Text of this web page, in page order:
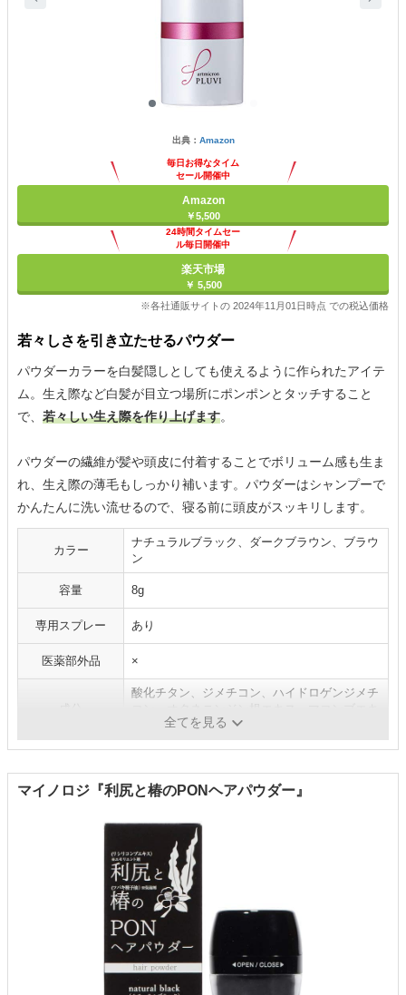
出典： Amazon
毎日お得なタイム
セール開催中
Amazon
￥5,500
24時間タイムセー
ル毎日開催中
楽天市場
￥ 5,500
※各社通販サイトの 2024年11月01日時点 での税込価格
若々しさを引き立たせるパウダー
パウダーカラーを白髪隠しとしても使えるように作られたアイテ
ム。生え際など白髪が目立つ場所にポンポンとタッチすること
で、 若々しい生え際を作り上げます。
パウダーの繊維が髪や頭皮に付着することでボリューム感も生ま
れ、生え際の薄毛もしっかり補います。パウダーはシャンプーで
かんたんに洗い流せるので、寝る前に頭皮がスッキリします。
カラー
ナチュラルブラック、ダークブラウン、ブラウ
ン
容量 8g
専用スプレー あり
医薬部外品 ×
酸化チタン、ジメチコン、ハイドロゲンジメチ
ス、 アロエベラ葉エキス、ほか
全てを見る
マイノロジ『利尻と椿のPONヘアパウダー』